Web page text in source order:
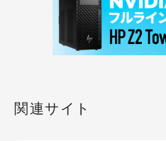
関連サイト